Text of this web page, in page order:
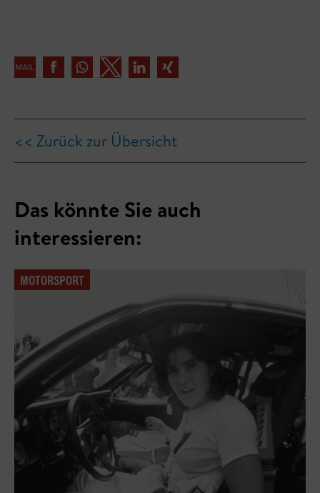
<< Zurück zur Übersicht
Das könnte Sie auch
interessieren:
MOTORSPORT